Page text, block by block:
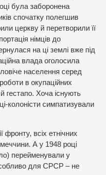
була заборонена
спочатку полегшив
церкву й перетворили її
німців до
на ці землі вже під
влада оголосила
населення серед
в окупаційних
гестапо. Хоча існують
колоністи симпатизували
фронту, всіх етнічних
А у 1948 році
перейменували у
для СРСР – не